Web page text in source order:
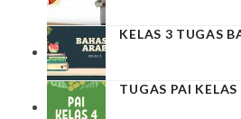
KELAS 3 TUGAS
TUGAS PAI KELAS